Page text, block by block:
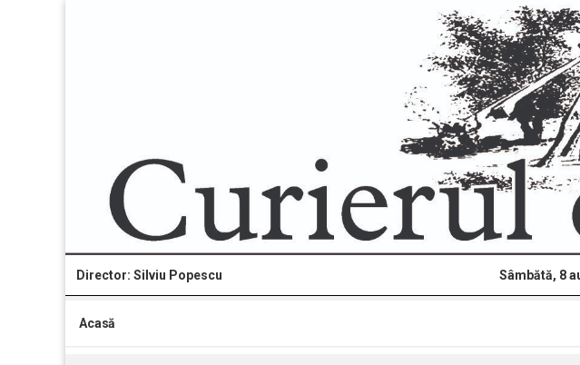
Director: Silviu Popescu Sâmbătă, 8
Acasă